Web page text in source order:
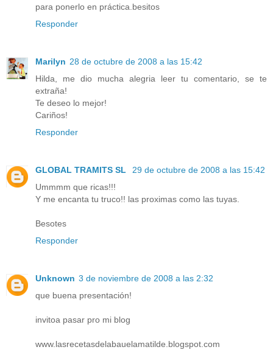
para ponerlo en práctica.besitos
Responder
Marilyn 28 de octubre de 2008 a las 15:42
Hilda, me dio mucha alegria leer tu comentario, se te
extraña!
Te deseo lo mejor!
Cariños!
Responder
GLOBAL TRAMITS SL
29 de octubre de 2008 a las 15:42
Ummmm que ricas!!!
Y me encanta tu truco!! las proximas como las tuyas.
Besotes
Responder
Unknown 3 de noviembre de 2008 a las 2:32
que buena presentación!
invitoa pasar pro mi blog
www.lasrecetasdelabauelamatilde.blogspot.com